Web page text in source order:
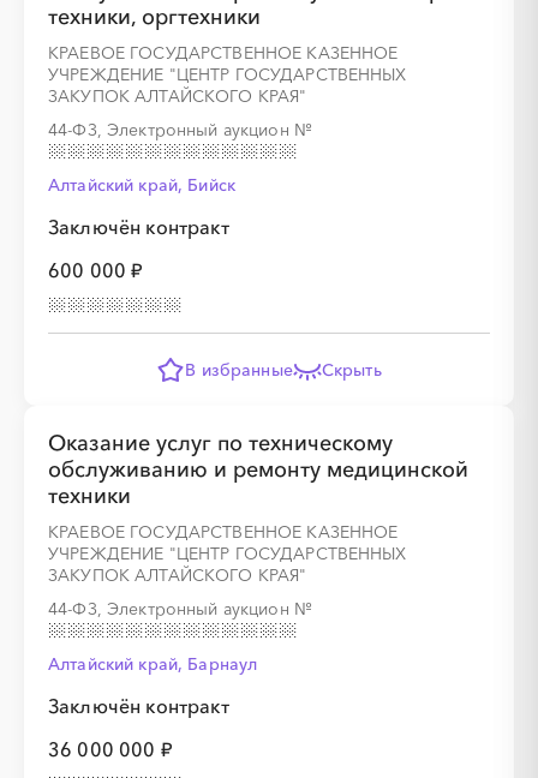
техники, оргтехники
КРАЕВОЕ ГОСУДАРСТВЕННОЕ КАЗЕННОЕ
УЧРЕЖДЕНИЕ "ЦЕНТР ГОСУДАРСТВЕННЫХ
ЗАКУПОК АЛТАЙСКОГО КРАЯ"
44-ФЗ, Электронный аукцион №
Алтайский край, Бийск
Заключён контракт
600 000 ₽
В избранные Скрыть
Оказание услуг по техническому
обслуживанию и ремонту медицинской
техники
КРАЕВОЕ ГОСУДАРСТВЕННОЕ КАЗЕННОЕ
УЧРЕЖДЕНИЕ "ЦЕНТР ГОСУДАРСТВЕННЫХ
ЗАКУПОК АЛТАЙСКОГО КРАЯ"
44-ФЗ, Электронный аукцион №
Алтайский край, Барнаул
Заключён контракт
36 000 000 ₽
░ ░░░░░░░░░ ░
░
░
░
░
░
░░
░
░
░
░
░
░░░░░ ░░░░░ ░